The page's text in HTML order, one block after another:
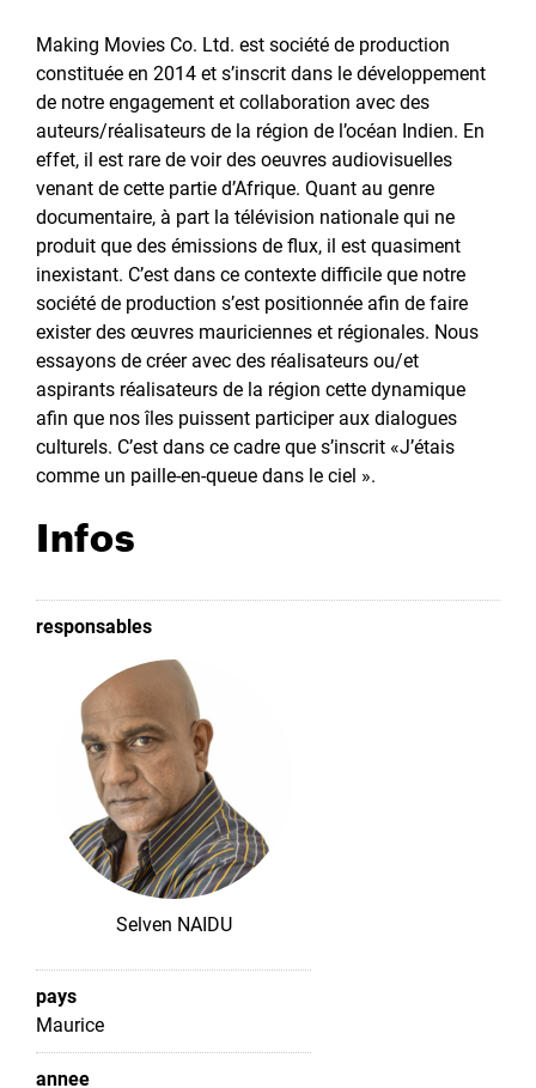
Making Movies Co. Ltd. est société de production
constituée en 2014 et s’inscrit dans le développement
de notre engagement et collaboration avec des
auteurs/réalisateurs de la région de l’océan Indien. En
effet, il est rare de voir des oeuvres audiovisuelles
venant de cette partie d’Afrique. Quant au genre
documentaire, à part la télévision nationale qui ne
produit que des émissions de flux, il est quasiment
inexistant. C’est dans ce contexte difficile que notre
société de production s’est positionnée afin de faire
exister des œuvres mauriciennes et régionales. Nous
essayons de créer avec des réalisateurs ou/et
aspirants réalisateurs de la région cette dynamique
afin que nos îles puissent participer aux dialogues
culturels. C’est dans ce cadre que s’inscrit «J’étais
comme un paille-en-queue dans le ciel ».
Infos
responsables
Selven NAIDU
pays
Maurice
annee